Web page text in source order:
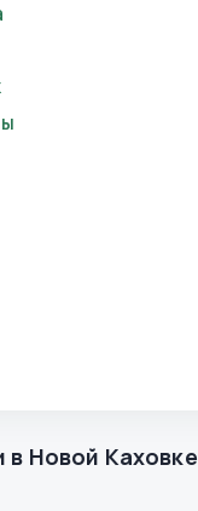
в Новой Каховке